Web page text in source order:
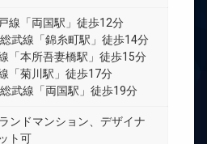
線「両国駅」徒歩12分
武線「錦糸町駅」徒歩14分
「本所吾妻橋駅」徒歩15分
「菊川駅」徒歩17分
武線「両国駅」徒歩19分
ンドマンション、デザイナ
ト可